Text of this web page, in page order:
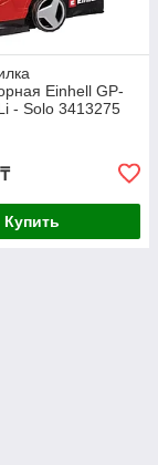
Einhell GP-
- Solo 3413275
₸
Купить